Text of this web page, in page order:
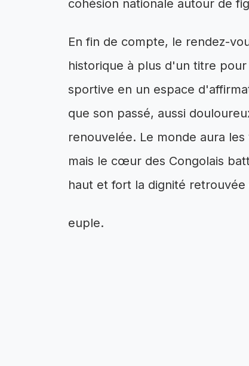
cohésion nationale autour de
En fin de compte, le rendez-
historique à plus d'un titre
sportive en un espace
que son passé, aussi
renouvelée. Le monde aura
mais le cœur des Congolais
haut et fort la dignité
euple.